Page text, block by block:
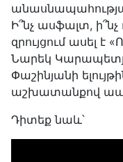
Ի՞նչ ասֆալտ,
զրույցում ասել
Նարեկ
Փաշինյանի
աշխատանքով
Դիտեք նաև՝